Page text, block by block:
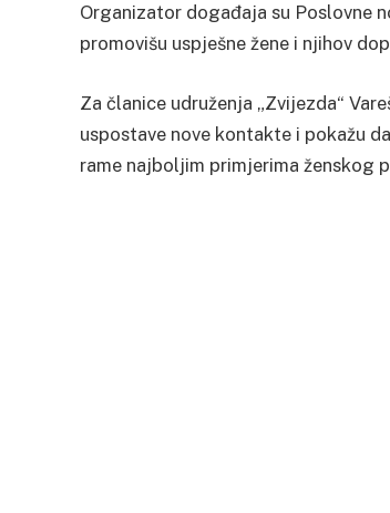
Organizator događaja su Poslovne
promovišu uspješne žene i njihov
Za članice udruženja „Zvijezda“
uspostave nove kontakte i pokažu
rame najboljim primjerima ženskog